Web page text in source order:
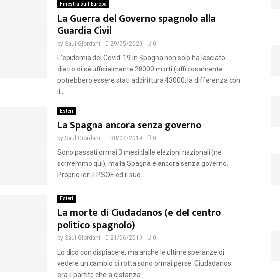
Finestra sull'Europa
La Guerra del Governo spagnolo alla
Guardia Civil
by Saul Giordani 29/05/2020 0
L’epidemia del Covid-19 in Spagna non solo ha lasciato
dietro di sé ufficialmente 28000 morti (ufficiosamente
potrebbero essere stati addirittura 43000, la differenza con
il...
Esteri
La Spagna ancora senza governo
by Saul Giordani 30/07/2019 0
Sono passati ormai 3 mesi dalle elezioni nazionali (ne
scrivemmo qui), ma la Spagna è ancora senza governo.
Proprio ieri il PSOE ed il suo...
Esteri
La morte di Ciudadanos (e del centro
politico spagnolo)
by Saul Giordani 21/06/2019 0
Lo dico con dispiacere, ma anche le ultime speranze di
vedere un cambio di rotta sono ormai perse. Ciudadanos
era il partito che a distanza...